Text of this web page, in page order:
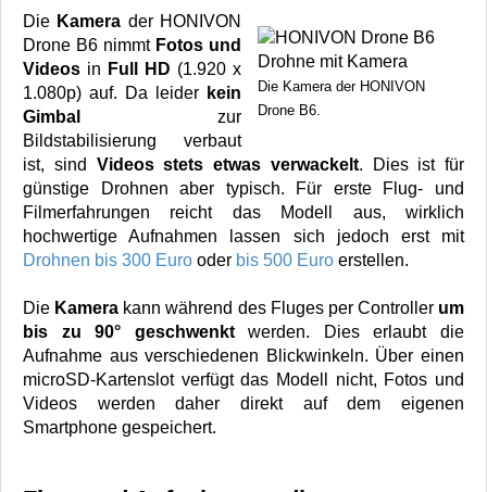
Die Kamera der HONIVON
Drone B6.
Die Kamera der HONIVON
Drone B6 nimmt Fotos und
Videos in Full HD (1.920 x
1.080p) auf. Da leider kein
Gimbal
zur
Bildstabilisierung verbaut
ist, sind Videos stets etwas verwackelt. Dies ist für
günstige Drohnen aber typisch. Für erste Flug- und
Filmerfahrungen reicht das Modell aus, wirklich
hochwertige Aufnahmen lassen sich jedoch erst mit
Drohnen bis 300 Euro oder bis 500 Euro erstellen.
Die Kamera kann während des Fluges per Controller um
bis zu 90° geschwenktwerden. Dies erlaubt die
Aufnahme aus verschiedenen Blickwinkeln. Über einen
microSD-Kartenslot verfügt das Modell nicht, Fotos und
Videos werden daher direkt auf dem eigenen
Smartphone gespeichert.